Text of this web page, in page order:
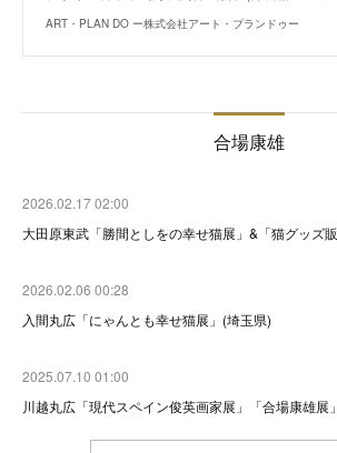
ART・PLAN DO ー株式会社アート・プランドゥー
合場康雄
2026.02.17 02:00
大田原東武「勝間としをの幸せ猫展」&「猫グッズ
2026.02.06 00:28
入間丸広「にゃんとも幸せ猫展」(埼玉県)
2025.07.10 01:00
川越丸広「現代スペイン俊英画家展」「合場康雄展